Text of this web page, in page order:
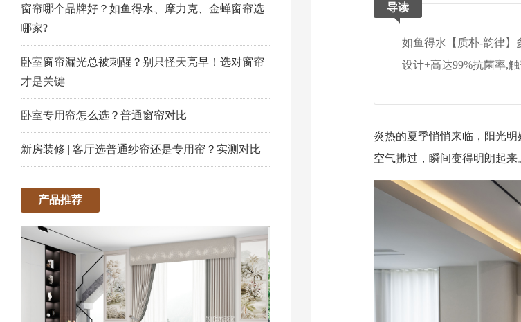
窗帘哪个品牌好？如鱼得水、摩力克、金蝉窗帘选
哪家?
卧室窗帘漏光总被刺醒？别只怪天亮早！选对窗帘
才是关键
卧室专用帘怎么选？普通窗帘对比
新房装修 | 客厅选普通纱帘还是专用帘？实测对比
产品推荐
导读
如鱼得水【质朴-韵律】
设计+高达99%抗菌率,
炎热的夏季悄悄来临，阳光
空气拂过，瞬间变得明朗起来